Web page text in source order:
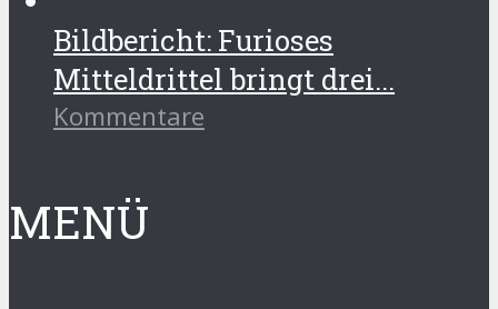
Bildbericht: Furioses
Mitteldrittel bringt drei...
Kommentare
MENÜ